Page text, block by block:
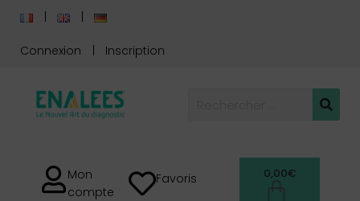
Connexion Inscription
Mon
compte
Favoris 0,00€